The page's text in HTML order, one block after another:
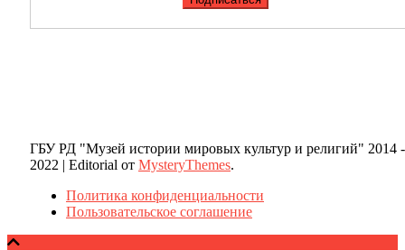
ГБУ РД "Музей истории мировых культур и религий" 2014 -
2022 | Editorial от MysteryThemes.
Политика конфиденциальности
Пользовательское соглашение